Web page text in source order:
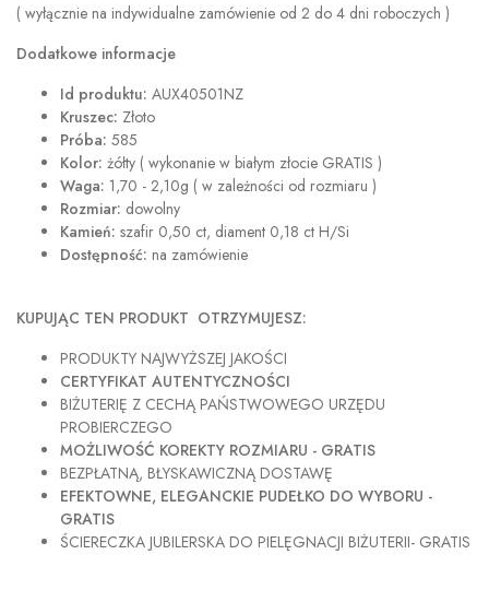
( wyłącznie na indywidualne zamówienie od 2 do 4 dni roboczych )
Dodatkowe informacje
Id produktu: AUX40501NZ
Kruszec: Złoto
Próba: 585
Kolor: żółty ( wykonanie w białym złocie GRATIS )
Waga: 1,70 - 2,10g ( w zależności od rozmiaru )
Rozmiar: dowolny
Kamień: szafir 0,50 ct, diament 0,18 ct H/Si
Dostępność: na zamówienie
KUPUJĄC TEN PRODUKT OTRZYMUJESZ:
PRODUKTY NAJWYŻSZEJ JAKOŚCI
CERTYFIKAT AUTENTYCZNOŚCI
BIŻUTERIĘ Z CECHĄ PAŃSTWOWEGO URZĘDU
PROBIERCZEGO
MOŻLIWOŚĆ KOREKTY ROZMIARU - GRATIS
BEZPŁATNĄ, BŁYSKAWICZNĄ DOSTAWĘ
EFEKTOWNE, ELEGANCKIE PUDEŁKO DO WYBORU -
GRATIS
ŚCIERECZKA JUBILERSKA DO PIELĘGNACJI BIŻUTERII- GRATIS